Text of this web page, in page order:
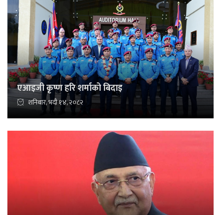
एआइजी कृष्ण हरि शर्माको बिदाइ
शनिबार, भदौ १४, २०८२